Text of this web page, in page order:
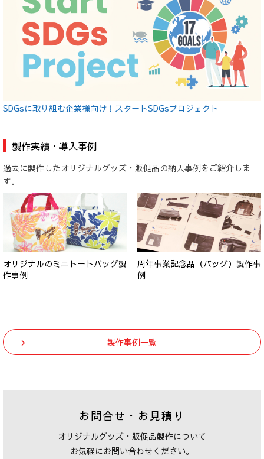
SDGsに取り組む企業様向け！スタートSDGsプロジェクト
製作実績・導入事例
過去に製作したオリジナルグッズ・販促品の納入事例をご紹介しま
す。
オリジナルのミニトートバッグ製
作事例
周年事業記念品（バッグ）製作事
例
製作事例一覧
お問合せ・お見積り
オリジナルグッズ・販促品製作について
お気軽にお問い合わせください。